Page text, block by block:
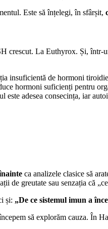
Este să înțelegi, în sfârșit,
La Euthyrox. Și, într-
insuficientă de hormoni
hormoni suficienți pentru
adesea consecința, iar
ca analizele clasice să
de greutate sau senzația că
și: „De ce sistemul imun a
să explorăm cauza. În